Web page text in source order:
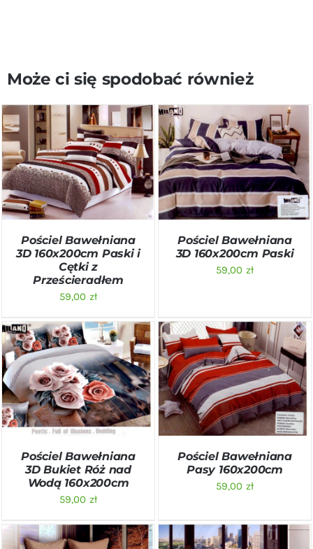
Może ci się spodobać również
DODAJ DO KOSZYKA
/
SZCZEGÓŁY
Pościel Bawełniana
3D 160x200cm Paski i
Cętki z
Prześcieradłem
59,00 zł
DODAJ DO KOSZYKA
/
SZCZEGÓŁY
Pościel Bawełniana
3D 160x200cm Paski
59,00 zł
DODAJ DO KOSZYKA
/
SZCZEGÓŁY
Pościel Bawełniana
3D Bukiet Róż nad
Wodą 160x200cm
59,00 zł
DODAJ DO KOSZYKA
/
SZCZEGÓŁY
Pościel Bawełniana
Pasy 160x200cm
59,00 zł